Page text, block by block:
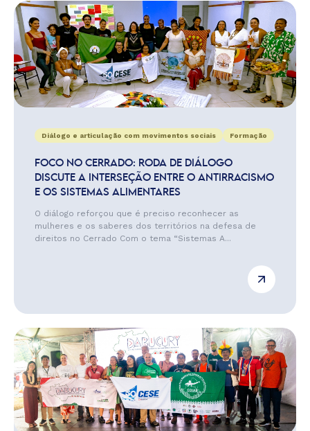
Diálogo e articulação com movimentos sociais Formação
FOCO NO CERRADO: RODA DE DIÁLOGO
DISCUTE A INTERSEÇÃO ENTRE O ANTIRRACISMO
E OS SISTEMAS ALIMENTARES
O diálogo reforçou que é preciso reconhecer as
mulheres e os saberes dos territórios na defesa de
direitos no Cerrado Com o tema “Sistemas A...